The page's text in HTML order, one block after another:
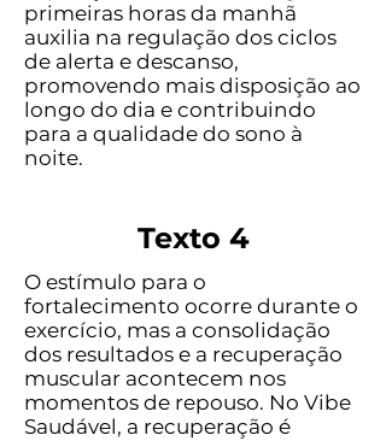
primeiras horas da manhã
auxilia na regulação dos ciclos
de alerta e descanso,
promovendo mais disposição ao
longo do dia e contribuindo
para a qualidade do sono à
noite.
Texto 4
O estímulo para o
fortalecimento ocorre durante o
exercício, mas a consolidação
dos resultados e a recuperação
muscular acontecem nos
momentos de repouso. No Vibe
Saudável, a recuperação é